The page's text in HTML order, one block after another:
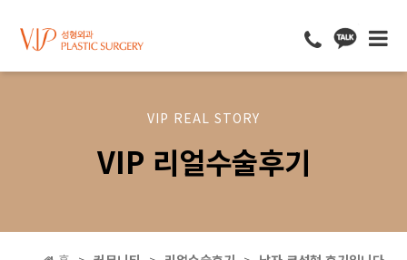
VIP REAL STORY
VIP 리얼수술후기